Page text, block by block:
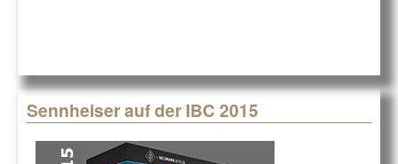
Sennheiser auf der IBC 2015